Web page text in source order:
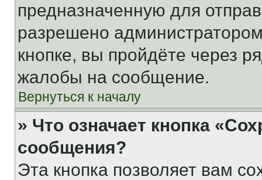
предназначенную для
разрешено
кнопке, вы пройдёте через
жалобы на сообщение.
Вернуться к началу
» Что означает кнопка
сообщения?
Эта кнопка позволяет вам